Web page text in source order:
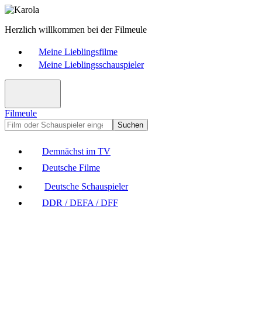
Herzlich willkommen bei der Filmeule
Meine Lieblingsfilme
Meine Lieblingsschauspieler
Filmeule
Suchen
Demnächst im TV
Deutsche Filme
Deutsche Schauspieler
DDR / DEFA / DFF